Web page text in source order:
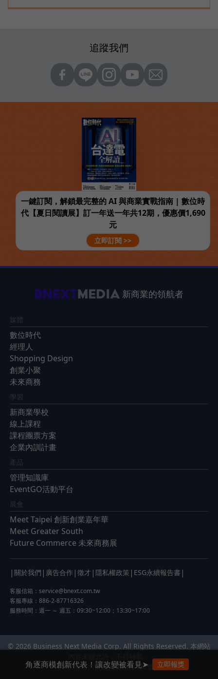
追蹤我們
一鍵訂閱，解鎖最完整的 AI 與商業實戰指南 | 數位時
代【夏日閱讀展】訂一年送一年共12期，優惠價1,690
元
立即訂閱 >>
新商業的領航者
媒體
數位時代
經理人
Shopping Design
創業小聚
未來商務
學習
新商業學校
線上課程
課程團票方案
企業內訓計畫
產品
管理知識庫
EventGO活動平台
展會
Meet Taipei 創新創業嘉年華
Meet Greater South
Future Commerce 未來商務展
| 關於我們 | 廣告合作 | 徵才 | 隱私權政策 | ESG永續報告書 |
客服信箱： service@bnext.com.tw
客服專線：886-2-87716326
服務時間：週一 ～ 週五：09:30~12:00；13:30~17:00
© 2026 Business Next Media Corp. All Rights Reserved. 本網站
106 台北市大安區光復南路102號9樓
角逐商模創新代表！讓改變被看見➤ 立即報獎